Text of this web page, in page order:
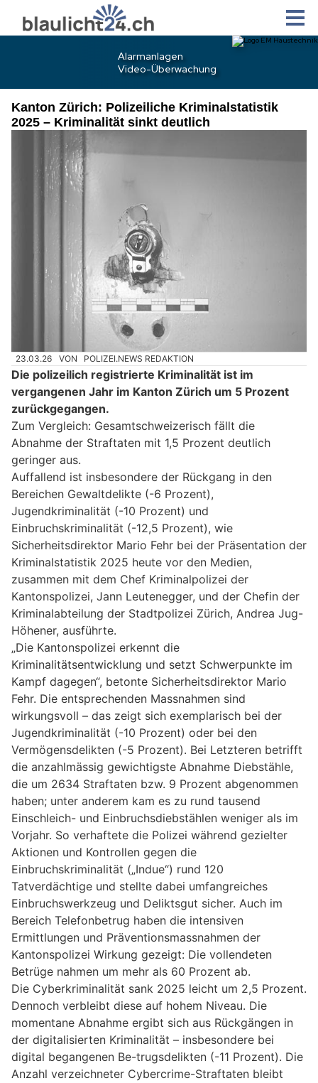
Kanton Zürich: Polizeiliche Kriminalstatistik
2025 – Kriminalität sinkt deutlich
23.03.26 VON POLIZEI.NEWS REDAKTION
Die polizeilich registrierte Kriminalität ist im
vergangenen Jahr im Kanton Zürich um 5 Prozent
zurückgegangen.
Zum Vergleich: Gesamtschweizerisch fällt die
Abnahme der Straftaten mit 1,5 Prozent deutlich
geringer aus.
Auffallend ist insbesondere der Rückgang in den
Bereichen Gewaltdelikte (-6 Prozent),
Jugendkriminalität (-10 Prozent) und
Einbruchskriminalität (-12,5 Prozent), wie
Sicherheitsdirektor Mario Fehr bei der Präsentation der
Kriminalstatistik 2025 heute vor den Medien,
zusammen mit dem Chef Kriminalpolizei der
Kantonspolizei, Jann Leutenegger, und der Chefin der
Kriminalabteilung der Stadtpolizei Zürich, Andrea Jug-
Höhener, ausführte.
„Die Kantonspolizei erkennt die
Kriminalitätsentwicklung und setzt Schwerpunkte im
Kampf dagegen“, betonte Sicherheitsdirektor Mario
Fehr. Die entsprechenden Massnahmen sind
wirkungsvoll – das zeigt sich exemplarisch bei der
Jugendkriminalität (-10 Prozent) oder bei den
Vermögensdelikten (-5 Prozent). Bei Letzteren betrifft
die anzahlmässig gewichtigste Abnahme Diebstähle,
die um 2634 Straftaten bzw. 9 Prozent abgenommen
haben; unter anderem kam es zu rund tausend
Einschleich- und Einbruchsdiebstählen weniger als im
Vorjahr. So verhaftete die Polizei während gezielter
Aktionen und Kontrollen gegen die
Einbruchskriminalität („Indue“) rund 120
Tatverdächtige und stellte dabei umfangreiches
Einbruchswerkzeug und Deliktsgut sicher. Auch im
Bereich Telefonbetrug haben die intensiven
Ermittlungen und Präventionsmassnahmen der
Kantonspolizei Wirkung gezeigt: Die vollendeten
Betrüge nahmen um mehr als 60 Prozent ab.
Die Cyberkriminalität sank 2025 leicht um 2,5 Prozent.
Dennoch verbleibt diese auf hohem Niveau. Die
momentane Abnahme ergibt sich aus Rückgängen in
der digitalisierten Kriminalität – insbesondere bei
digital begangenen Be-trugsdelikten (-11 Prozent). Die
Anzahl verzeichneter Cybercrime-Straftaten bleibt